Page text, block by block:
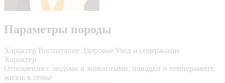
Параметры породы
Характер Воспитание Здоровье Уход и содержание
Характер
Отношения с людьми и животными, повадки и темперамент,
жизнь в семье